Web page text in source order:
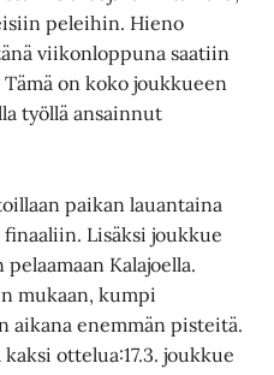
peleihin. Hieno
viikonloppuna saatiin
on koko joukkueen
työllä ansainnut
paikan lauantaina
Lisäksi joukkue
Kalajoella.
mukaan, kumpi
aikana enemmän pisteitä.
ottelua:17.3. joukkue